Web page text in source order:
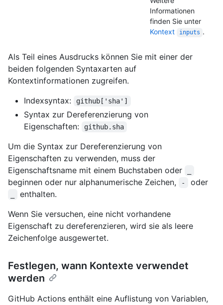
Informationen
finden Sie unter
Kontext
inputs .
Als Teil eines Ausdrucks können Sie mit einer der
beiden folgenden Syntaxarten auf
Kontextinformationen zugreifen.
Indexsyntax:
github['sha']
Syntax zur Dereferenzierung von
Eigenschaften:
github.sha
Um die Syntax zur Dereferenzierung von
Eigenschaften zu verwenden, muss der
Eigenschaftsname mit einem Buchstaben oder
beginnen oder nur alphanumerische Zeichen, - oder
enthalten.
Wenn Sie versuchen, eine nicht vorhandene
Eigenschaft zu dereferenzieren, wird sie als leere
Zeichenfolge ausgewertet.
Festlegen, wann Kontexte verwendet
werden
GitHub Actions enthält eine Auflistung von Variablen,